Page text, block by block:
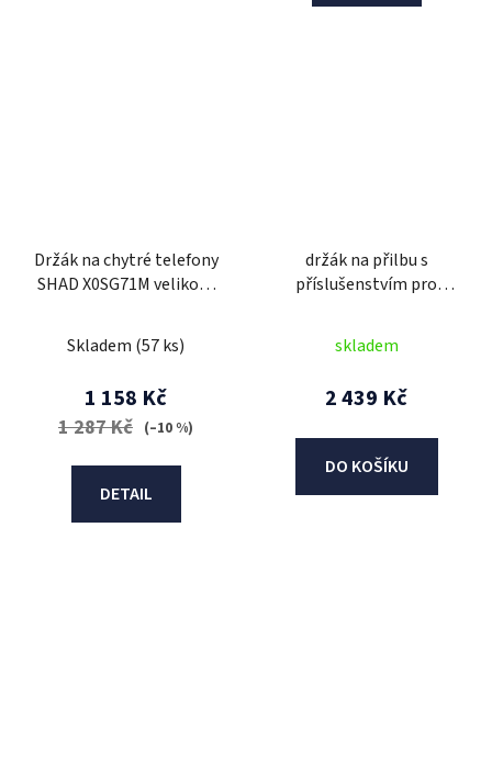
Držák na chytré telefony
SHAD X0SG71M velikost
(6,6") na zpětné zrcátko
Skladem (57 ks)
1 158 Kč
1 287 Kč (–10 %)
DETAIL
držák na přilbu s
příslušenstvím pro
SENA
skladem
2 439 Kč
DO KOŠÍKU